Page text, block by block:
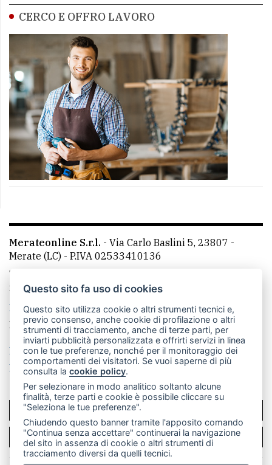
CERCO E OFFRO LAVORO
Merateonline S.r.l. - Via Carlo Baslini 5, 23807 -
Merate (LC) - P.IVA 02533410136
Telefono:
mail: redazione@merateonline.it
La redazione
CasateOnline LeccoOnline
RSS
Made by VIP
Privacy policy
Cookie policy
Rivedi le tue scelte sui cookie
SCRIVICI
PER LA TUA PUBBLICITÀ
Questo sito fa uso di cookies
Questo sito utilizza cookie o altri strumenti tecnici e,
previo consenso, anche cookie di profilazione o altri
strumenti di tracciamento, anche di terze parti, per
inviarti pubblicità personalizzata e offrirti servizi in linea
con le tue preferenze, nonché per il monitoraggio dei
comportamenti dei visitatori. Se vuoi saperne di più
consulta lacookie policy.
Per selezionare in modo analitico soltanto alcune
finalità, terze parti e cookie è possibile cliccare su
"Seleziona le tue preferenze".
Chiudendo questo banner tramite l'apposito comando
"Continua senza accettare" continuerai la navigazione
del sito in assenza di cookie o altri strumenti di
tracciamento diversi da quelli tecnici.